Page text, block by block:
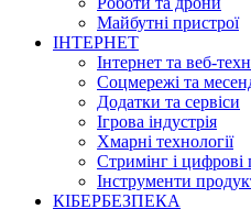
Майбутні пристрої
ІНТЕРНЕТ
Інтернет та веб-
Соцмережі та
Додатки та сервіси
Ігрова індустрія
Хмарні технології
Стримінг і
Інструменти
КІБЕРБЕЗПЕКА